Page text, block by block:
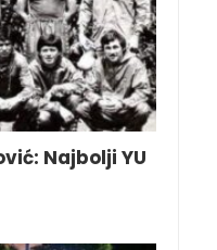
Najbolji YU